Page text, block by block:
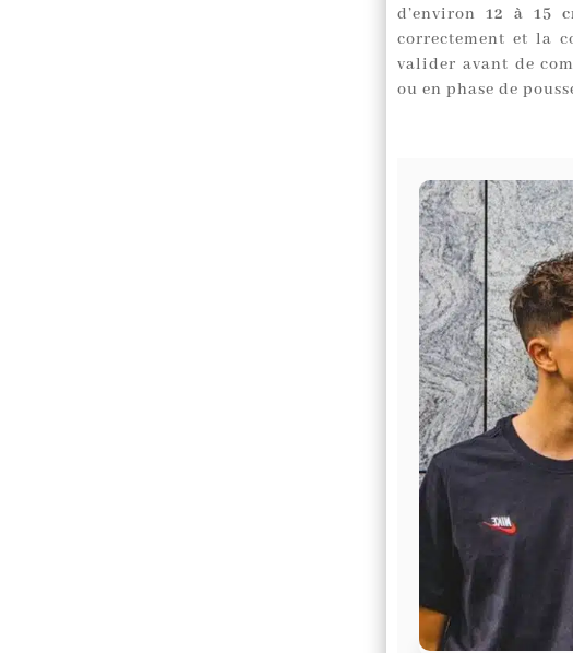
d’environ12 à 15
correctement et la
valider avant de
ou en phase de